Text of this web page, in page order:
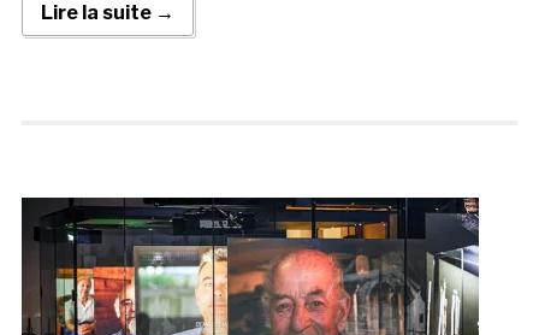
Lire la suite →